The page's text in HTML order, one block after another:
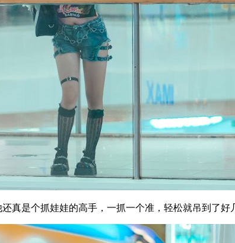
真是个抓娃娃的高手，一抓一个准，轻松就吊到了好